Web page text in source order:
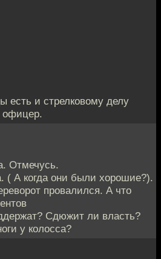
есть и стрелковому делу
офицер.
Отмечусь.
( А когда они были хорошие?).
провалился. А что
Сдюжит ли власть?
у колосса?